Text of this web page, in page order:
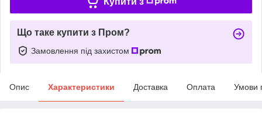
Що таке купити з Пром?
Замовлення під захистом
Опис Характеристики Доставка Оплата Умови